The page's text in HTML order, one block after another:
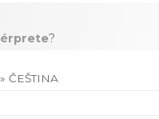
?
ČEŠTINA